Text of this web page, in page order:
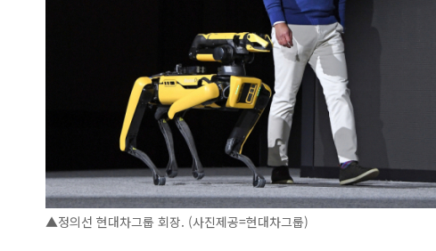
▲정의선 현대차그룹 회장. (사진제공=현대차그룹)